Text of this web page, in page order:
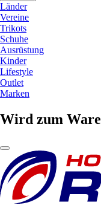
Länder
Vereine
Trikots
Schuhe
Ausrüstung
Kinder
Lifestyle
Outlet
Marken
Wird zum